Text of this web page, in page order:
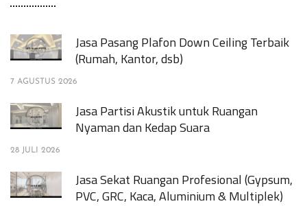
Jasa Pasang Plafon Down Ceiling Terbaik
(Rumah, Kantor, dsb)
7 AGUSTUS 2026
Jasa Partisi Akustik untuk Ruangan
Nyaman dan Kedap Suara
28 JULI 2026
Jasa Sekat Ruangan Profesional (Gypsum,
PVC, GRC, Kaca, Aluminium & Multiplek)